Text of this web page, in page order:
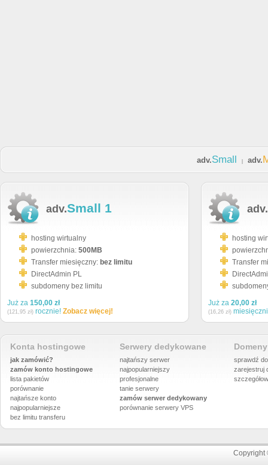
adv.Small adv.
adv.Small 1
hosting wirtualny
powierzchnia: 500MB
Transfer miesięczny: bez limitu
DirectAdmin PL
subdomeny bez limitu
Już za 150,00 zł
(121,95 zł) rocznie! Zobacz więcej!
adv.
hosting
Transfer
Już za 20,00 zł
(16,26 zł)
Konta hostingowe
jak zamówić?
zamów konto hostingowe
lista pakietów
porównanie
najtańsze konto
najpopularniejsze
bez limitu transferu
Serwery dedykowane
najtańszy serwer
najpopularniejszy
profesjonalne
tanie serwery
zamów serwer dedykowany
porównanie serwery VPS
sprawdź
zarejestruj
Copyright